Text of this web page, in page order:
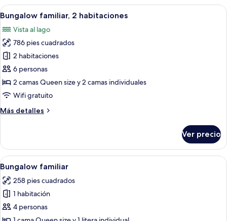
Abrir
todas
las
fotos
de
Bungalow
familiar,
2
habitaciones
Una cabaña rústica con balcón,
8
Bungalow familiar, 2 habitaciones
Vista al lago
786 pies cuadrados
2 habitaciones
6 personas
2 camas Queen size y 2 camas individuales
Wifi gratuito
Más detalles
Más
familiar,
habitaciones
Ver precio
Abrir
todas
las
fotos
de
Un baño con ducha, lavabo y
2
Bungalow familiar
258 pies cuadrados
1 habitación
4 personas